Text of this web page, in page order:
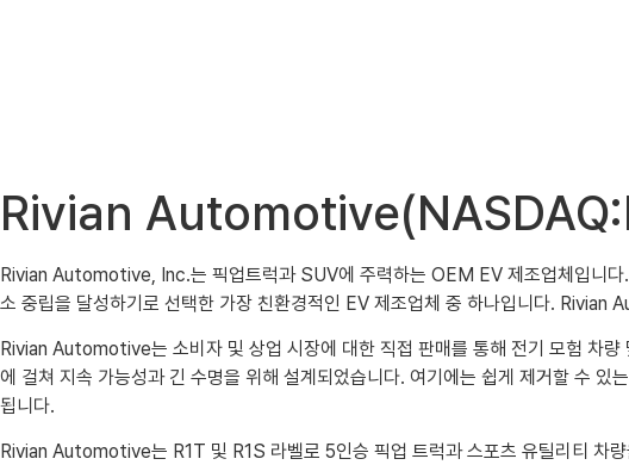
Rivian
Rivian Automotive, Inc.는 픽업트럭과 SUV에 주력하는 OEM EV 제조업체입니
소 중립을 달성하기로 선택한 가장 친환경적인 EV 제조업체 중 하나입니다.
Rivian Automotive는 소비자 및 상업 시장에 대한 직접 판매를 통해 전기 모험 차
에 걸쳐 지속 가능성과 긴 수명을 위해 설계되었습니다. 여기에는 쉽게 제거할 수
됩니다.
Rivian Automotive는 R1T 및 R1S 라벨로 5인승 픽업 트럭과 스포츠 유틸리티 차